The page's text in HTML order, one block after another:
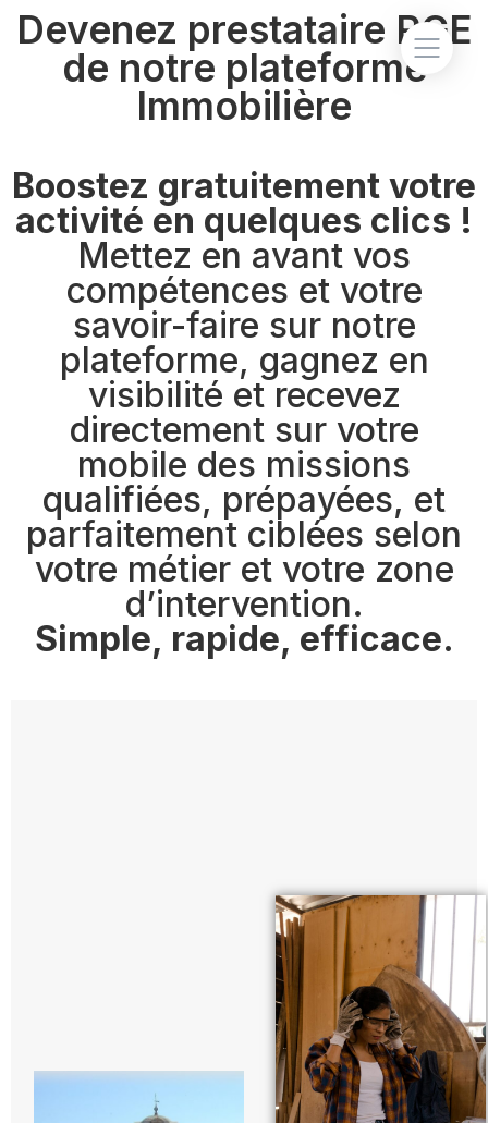
Devenez prestataire RGE
de notre plateforme
Immobilière
Boostez gratuitement votre
activité en quelques clics !
Mettez en avant vos
compétences et votre
savoir-faire sur notre
plateforme, gagnez en
visibilité et recevez
directement sur votre
mobile des missions
qualifiées, prépayées, et
parfaitement ciblées selon
votre métier et votre zone
d’intervention.
Simple, rapide, efficace.